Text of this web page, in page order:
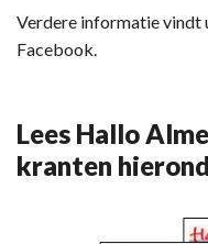
Verdere informatie vindt
Facebook.
Lees Hallo
kranten